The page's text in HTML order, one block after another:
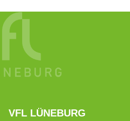
VFL LÜNEBURG